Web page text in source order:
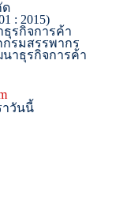
ด
: 2015)
รกิจการค้า
กรมสรรพากร
าธุรกิจการค้า
าวันนี้